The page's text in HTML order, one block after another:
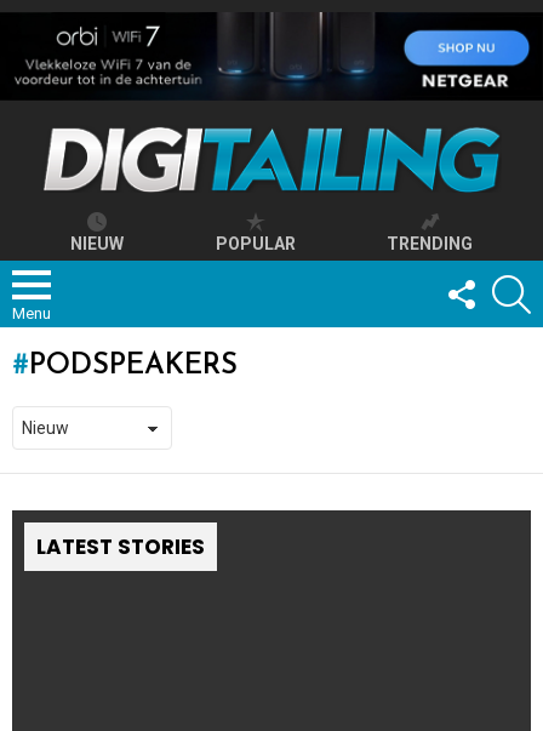
NIEUW POPULAR TRENDING
Menu
FOLLOW
US
PODSPEAKERS
LATEST STORIES